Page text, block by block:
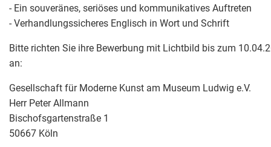
- Ein souveränes, seriöses und kommunikatives Auftreten
- Verhandlungssicheres Englisch in Wort und Schrift
Bitte richten Sie ihre Bewerbung mit Lichtbild bis zum
an:
Gesellschaft für Moderne Kunst am Museum Ludwig e.V.
Herr Peter Allmann
Bischofsgartenstraße 1
50667 Köln